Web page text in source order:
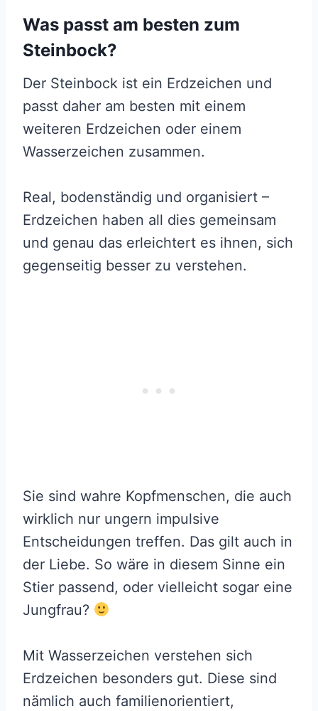
Was passt am besten zum
Steinbock?
Der Steinbock ist ein Erdzeichen und
passt daher am besten mit einem
weiteren Erdzeichen oder einem
Wasserzeichen zusammen.
Real, bodenständig und organisiert –
Erdzeichen haben all dies gemeinsam
und genau das erleichtert es ihnen, sich
gegenseitig besser zu verstehen.
Sie sind wahre Kopfmenschen, die auch
wirklich nur ungern impulsive
Entscheidungen treffen. Das gilt auch in
der Liebe. So wäre in diesem Sinne ein
Stier passend, oder vielleicht sogar eine
Jungfrau?
Mit Wasserzeichen verstehen sich
Erdzeichen besonders gut. Diese sind
nämlich auch familienorientiert,